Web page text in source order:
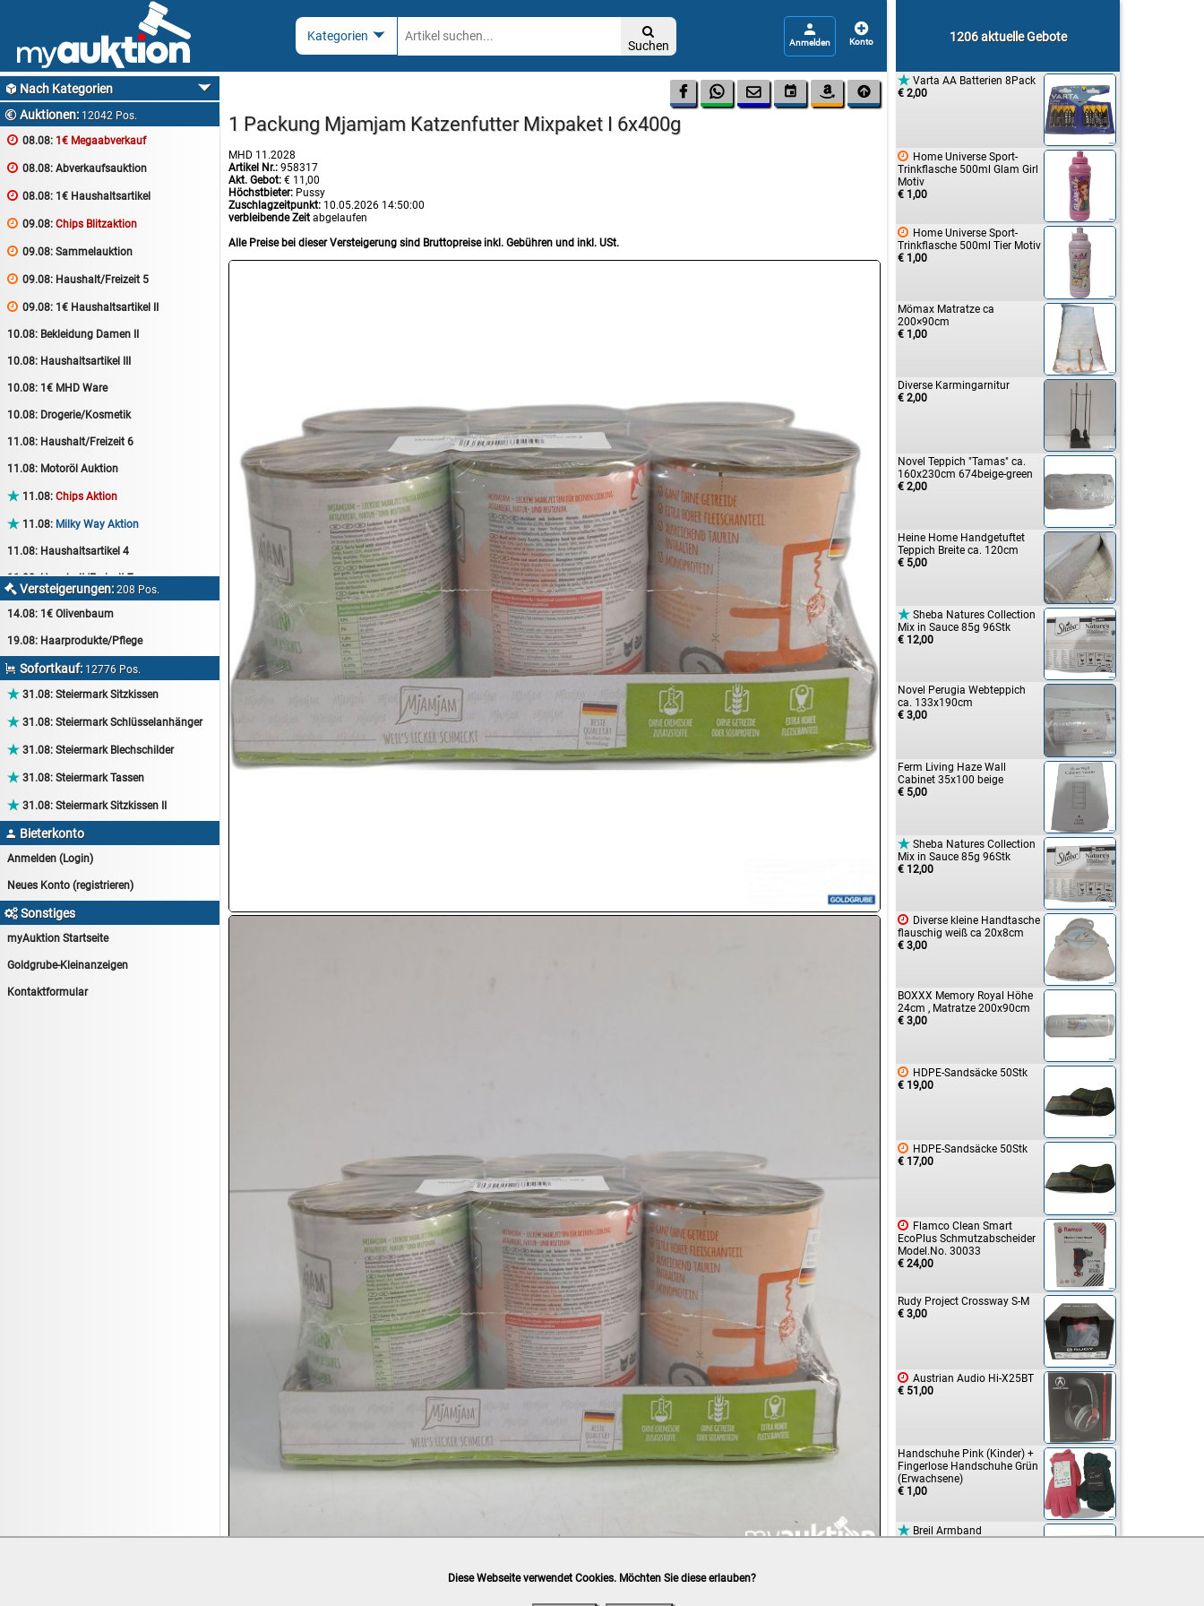

Suchen
 
 Nach Kategorien
 Auktionen: 12042 Pos.
 08.08: 1€ Megaabverkauf
 08.08: Abverkaufsauktion
 08.08: 1€ Haushaltsartikel
 09.08: Chips Blitzaktion
 09.08: Sammelauktion
 09.08: Haushalt/Freizeit 5
 09.08: 1€ Haushaltsartikel II
10.08: Bekleidung Damen II
10.08: Haushaltsartikel III
10.08: 1€ MHD Ware
10.08: Drogerie/Kosmetik
11.08: Haushalt/Freizeit 6
11.08: Motoröl Auktion
 11.08: Chips Aktion
 11.08: Milky Way Aktion
11.08: Haushaltsartikel 4
11.08:Haushalt/Freizeit 7
12.08:Pralinen Auktion
12.08:
14.08:Tiernahrung/Zubehör
14.08:1€ Totalabverkauf
15.08:Lebensmittel/Wein
15.08:Drogerie/Kosmetik
 Versteigerungen:208 Pos.
14.08: 1€ Olivenbaum
19.08: Haarprodukte/Pflege
 Sofortkauf: 12776 Pos.
 31.08: Steiermark Sitzkissen
 31.08: Steiermark Schlüsselanhänger
 31.08: Steiermark Blechschilder
 31.08: Steiermark Tassen
 31.08: Steiermark Sitzkissen II
 Bieterkonto
Anmelden (Login)
Neues Konto (registrieren)
Sonstiges
myAuktion Startseite
Goldgrube-Kleinanzeigen
Kontaktformular
1206 aktuelle Gebote
 Varta AA Batterien 8Pack
€ 2,00
 Home Universe Sport-
Trinkflasche 500ml Glam Girl
Motiv
€ 1,00
 Home Universe Sport-
Trinkflasche 500ml Tier Motiv
€ 1,00
Mömax Matratze ca
200×90cm
€ 1,00
Diverse Karmingarnitur
€ 2,00
Novel Teppich "Tamas" ca.
160x230cm 674beige-green
€ 2,00
Heine Home Handgetuftet
Teppich Breite ca. 120cm
€ 5,00
 Sheba Natures Collection
Mix in Sauce 85g 96Stk
€ 12,00
Novel Perugia Webteppich
ca. 133x190cm
€ 3,00
Ferm Living Haze Wall
Cabinet 35x100 beige
€ 5,00
 Sheba Natures Collection
Mix in Sauce 85g 96Stk
€ 12,00
 Diverse kleine Handtasche
flauschig weiß ca 20x8cm
€ 3,00
BOXXX Memory Royal Höhe
24cm , Matratze 200x90cm
€ 3,00
 HDPE-Sandsäcke 50Stk
€ 19,00
 HDPE-Sandsäcke 50Stk
€ 17,00
 Flamco Clean Smart
EcoPlus Schmutzabscheider
Model.No. 30033
€ 24,00
Rudy Project Crossway S-M
€ 3,00
 Austrian Audio Hi-X25BT
€ 51,00
Handschuhe Pink (Kinder) +
Fingerlose Handschuhe Grün
(Erwachsene)
€ 1,00
 Breil Armband
     
1 Packung Mjamjam Katzenfutter Mixpaket I 6x400g
MHD 11.2028
Artikel Nr.: 958317
Akt. Gebot: € 11,00
Höchstbieter: Pussy
Zuschlagzeitpunkt: 10.05.2026 14:50:00
verbleibende Zeit abgelaufen
Alle Preise bei dieser Versteigerung sind Bruttopreise inkl. Gebühren und inkl. USt.
Diese Webseite verwendet Cookies. Möchten Sie diese erlauben?